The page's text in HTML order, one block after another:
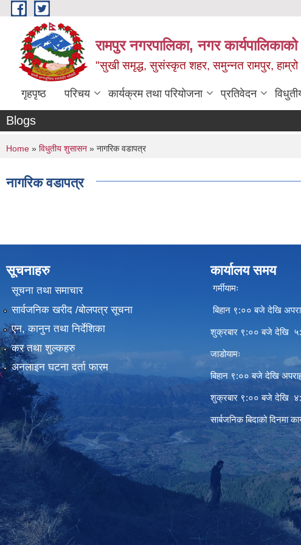
Skip to main content
रामपुर नगरपालिका, नगर कार्यपालिकाको
"सुखी समृद्ध, सुसंस्कृत शहर, समुन्नत रामपुर, हाम्रो
गृहपृष्ठ परिचय कार्यक्रम तथा परियोजना प्रतिवेदन
Blogs
You are here
Home » विधुतीय शुसासन » नागरिक वडापत्र
नागरिक वडापत्र
सूचनाहरु
सूचना तथा समाचार
सार्वजनिक खरीद /बोलपत्र सूचना
एन, कानुन तथा निर्देशिका
कर तथा शुल्कहरु
अनलाइन घटना दर्ता फारम
कार्यालय समय
गर्मीयामः
बिहान ९:०० बजे देखि
शुक्रबार ९:०० बजे देखि
जाडोयामः
बिहान ९:०० बजे देखि
शुक्रबार ९:०० बजे देखि
सार्बजनिक बिदाको दिनमा